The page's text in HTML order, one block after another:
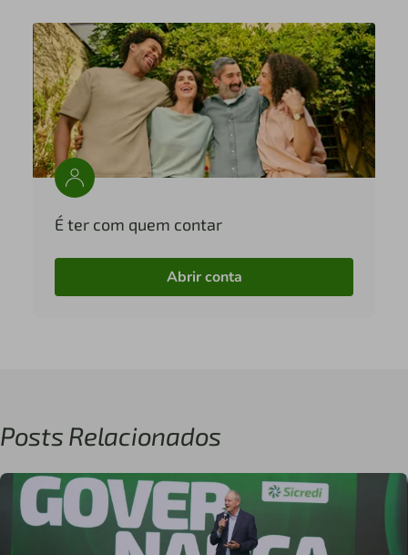
É ter com quem contar
Abrir conta
Posts Relacionados